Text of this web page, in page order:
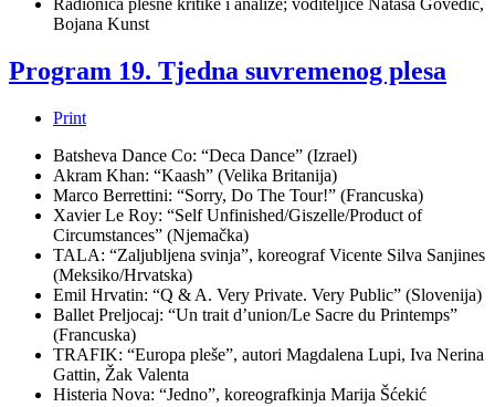
Bojana Kunst
Program 19. Tjedna suvremenog plesa
Print
Batsheva Dance Co: “Deca Dance” (Izrael)
Akram Khan: “Kaash” (Velika Britanija)
Marco Berrettini: “Sorry, Do The Tour!” (Francuska)
Xavier Le Roy: “Self Unfinished/Giszelle/Product of
Circumstances” (Njemačka)
TALA: “Zaljubljena svinja”, koreograf Vicente Silva Sanjines
(Meksiko/Hrvatska)
Emil Hrvatin: “Q & A. Very Private. Very Public” (Slovenija)
Ballet Preljocaj: “Un trait d’union/Le Sacre du Printemps”
(Francuska)
TRAFIK: “Europa pleše”, autori Magdalena Lupi, Iva Nerina
Gattin, Žak Valenta
Histeria Nova: “Jedno”, koreografkinja Marija Šćekić